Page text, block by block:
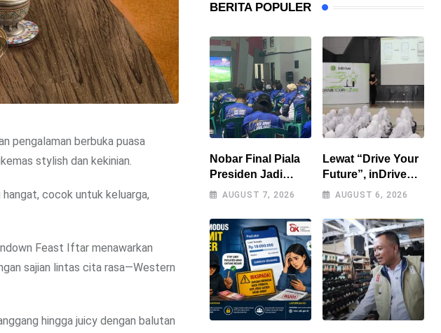
pengalaman berbuka puasa
stylish dan kekinian.
hangat, cocok untuk keluarga,
Feast Iftar menawarkan
sajian lintas cita rasa—Western
hingga juicy dengan balutan
BERITA POPULER
Nobar Final Piala
Presiden Jadi
Momen
Polres
Tasikmalaya
Rangkul Bobotoh
dan Berbagai
Elemen
Masyarakat
AUGUST 7, 2026
Lewat “Drive Your
Future”, inDrive
Dorong Generasi
Jadi Pengguna
Jalan yang Lebih
Bertanggung
Jawab
AUGUST 6, 2026